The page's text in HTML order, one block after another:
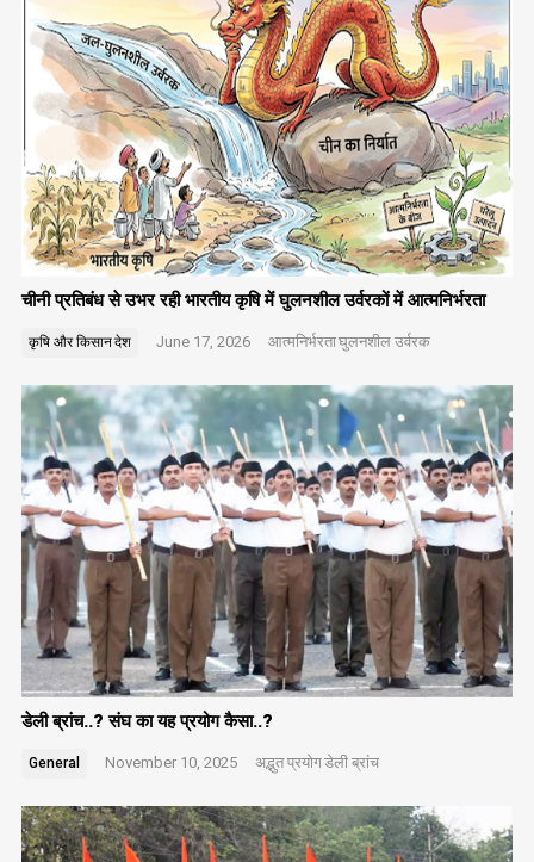
चीनी प्रतिबंध से उभर रही भारतीय कृषि में घुलनशील उर्वरकों में आत्मनिर्भरता
कृषि और किसानदेश June 17, 2026 आत्मनिर्भरताघुलनशील उर्वरक
डेली ब्रांच..? संघ का यह प्रयोग कैसा..?
General November 10, 2025 अद्भुत प्रयोगडेली ब्रांच